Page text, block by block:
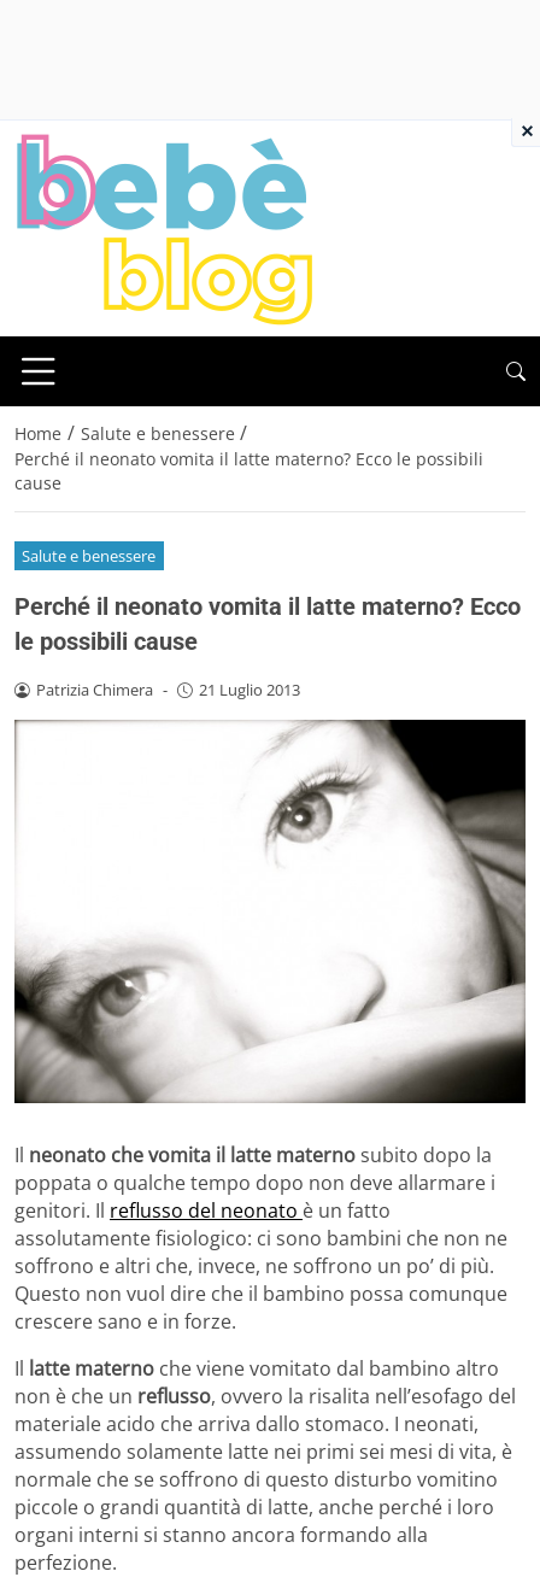
Home / Salute e benessere /
Perché il neonato vomita il latte materno? Ecco le possibili
cause
Salute e benessere
Perché il neonato vomita il latte materno? Ecco
le possibili cause
Patrizia Chimera - 21 Luglio 2013
Il neonato che vomita il latte maternosubito dopo la
poppata o qualche tempo dopo non deve allarmare i
genitori. Il reflusso del neonato è un fatto
assolutamente fisiologico: ci sono bambini che non ne
soffrono e altri che, invece, ne soffrono un po’ di più.
Questo non vuol dire che il bambino possa comunque
crescere sano e in forze.
Il latte materno che viene vomitato dal bambino altro
non è che un reflusso, ovvero la risalita nell’esofago del
materiale acido che arriva dallo stomaco. I neonati,
assumendo solamente latte nei primi sei mesi di vita, è
normale che se soffrono di questo disturbo vomitino
piccole o grandi quantità di latte, anche perché i loro
organi interni si stanno ancora formando alla
perfezione.
×